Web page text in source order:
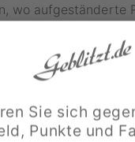
wo aufgeständerte
gibt es
gelten immer noch
Sie sich
Punkte und